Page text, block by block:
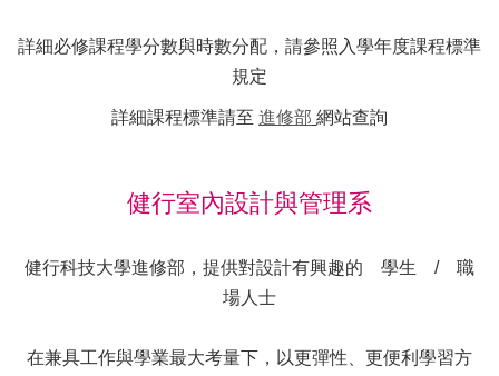
詳細必修課程學分數與時數分配，請參照入學年度課程標準
規定
詳細課程標準請至 進修部 網站查詢
健行室內設計與管理系
健行科技大學進修部，提供對設計有興趣的 學生 / 職
場人士
在兼具工作與學業最大考量下，以更彈性、更便利學習方